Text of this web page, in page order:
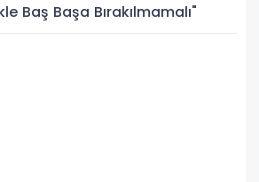
Baş Başa Bırakılmamalı"